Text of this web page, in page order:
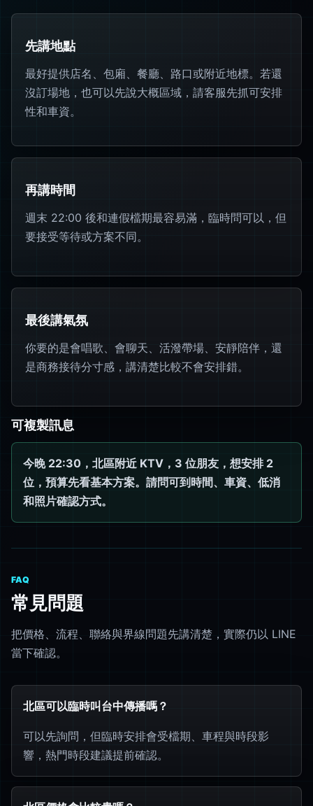
先講地點
最好提供店名、包廂、餐廳、路口或附近地標。若還
沒訂場地，也可以先說大概區域，請客服先抓可安排
性和車資。
再講時間
週末 22:00 後和連假檔期最容易滿，臨時問可以，但
要接受等待或方案不同。
最後講氣氛
你要的是會唱歌、會聊天、活潑帶場、安靜陪伴，還
是商務接待分寸感，講清楚比較不會安排錯。
可複製訊息
今晚 22:30，北區附近 KTV，3 位朋友，想安排 2
位，預算先看基本方案。請問可到時間、車資、低消
和照片確認方式。
FAQ
常見問題
把價格、流程、聯絡與界線問題先講清楚，實際仍以 LINE
當下確認。
北區可以臨時叫台中傳播嗎？
可以先詢問，但臨時安排會受檔期、車程與時段影
響，熱門時段建議提前確認。